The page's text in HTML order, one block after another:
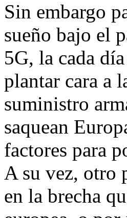
Sin embargo
sueño bajo el
5G, la cada
plantar cara a
suministro
saquean
factores para
A su vez, otro
en la brecha